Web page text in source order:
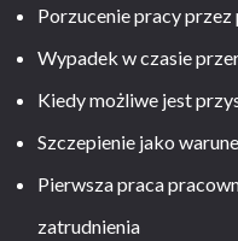
Porzucenie pracy
Wypadek w czasie
Kiedy możliwe jest
Szczepienie jako
Pierwsza praca
zatrudnienia